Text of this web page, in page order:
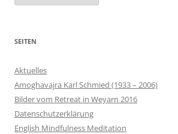
SEITEN
Aktuelles
Amoghavajra Karl Schmied (1933 – 2006)
Bilder vom Retreat in Weyarn 2016
Datenschutzerklärung
English Mindfulness Meditation